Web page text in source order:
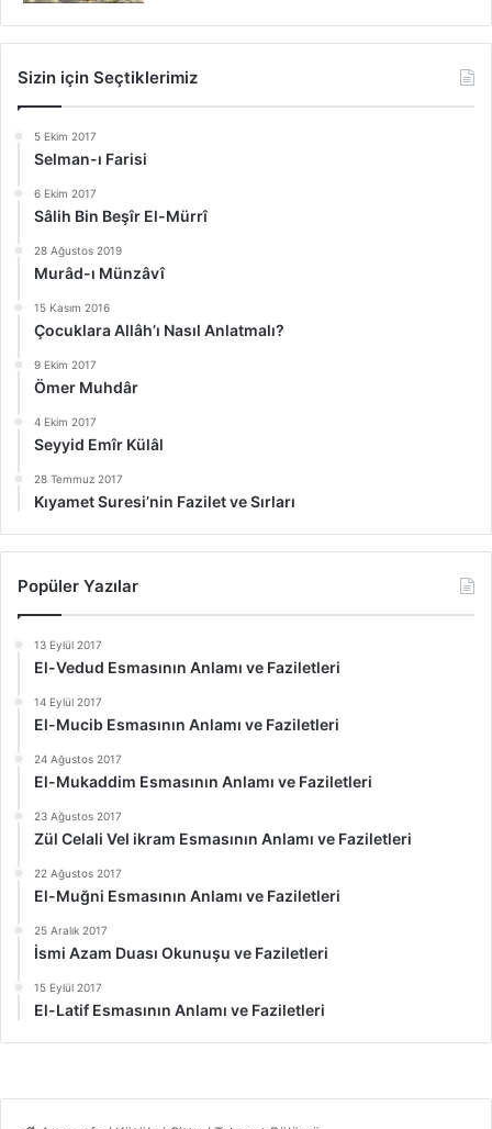
Sizin için Seçtiklerimiz
5 Ekim 2017
Selman-ı Farisi
6 Ekim 2017
Sâlih Bin Beşîr El-Mürrî
28 Ağustos 2019
Murâd-ı Münzâvî
15 Kasım 2016
Çocuklara Allâh’ı Nasıl Anlatmalı?
9 Ekim 2017
Ömer Muhdâr
4 Ekim 2017
Seyyid Emîr Külâl
28 Temmuz 2017
Kıyamet Suresi’nin Fazilet ve Sırları
Popüler Yazılar
13 Eylül 2017
El-Vedud Esmasının Anlamı ve Faziletleri
14 Eylül 2017
El-Mucib Esmasının Anlamı ve Faziletleri
24 Ağustos 2017
El-Mukaddim Esmasının Anlamı ve Faziletleri
23 Ağustos 2017
Zül Celali Vel ikram Esmasının Anlamı ve Faziletleri
22 Ağustos 2017
El-Muğni Esmasının Anlamı ve Faziletleri
25 Aralık 2017
İsmi Azam Duası Okunuşu ve Faziletleri
15 Eylül 2017
El-Latif Esmasının Anlamı ve Faziletleri